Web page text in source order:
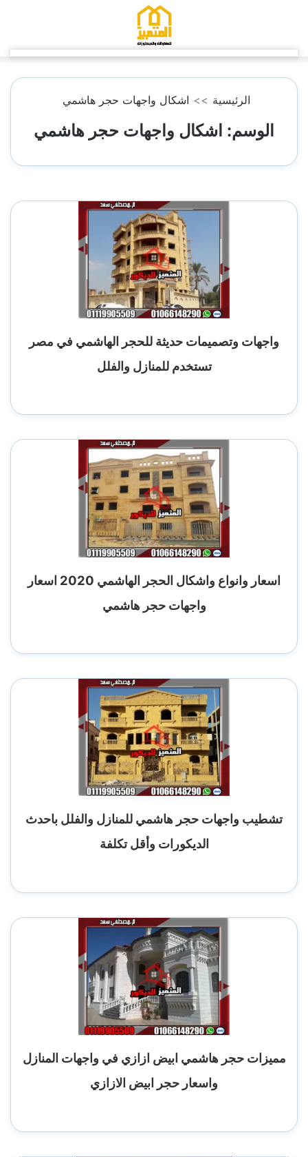
المحتوى
الرئيسية >> اشكال واجهات حجر هاشمي
الوسم: اشكال واجهات حجر هاشمي
واجهات وتصميمات حديثة للحجر الهاشمي في مصر
تستخدم للمنازل والفلل
اسعار وانواع واشكال الحجر الهاشمي 2020 اسعار
واجهات حجر هاشمي
تشطيب واجهات حجر هاشمي للمنازل والفلل باحدث
الديكورات وأقل تكلفة
مميزات حجر هاشمي ابيض ازازي في واجهات المنازل
واسعار حجر ابيض الازازي